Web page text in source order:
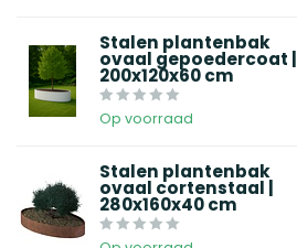
Stalen plantenbak
ovaal gepoedercoat |
200x120x60 cm
Op voorraad
Stalen plantenbak
ovaal cortenstaal |
280x160x40 cm